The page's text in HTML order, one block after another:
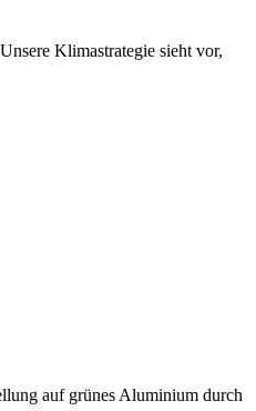
Klimastrategie sieht vor,
auf grünes Aluminium durch